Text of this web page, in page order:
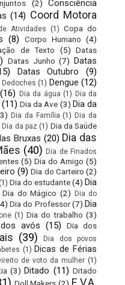
(2)
Consciência
(14) Coord Motora
Atividades (1) Copa do
(8) Corpo Humano (4)
de Texto (5) Datas
Datas Junho (7) Datas
Datas Outubro
(9)
Dedoches (1) Dengue (12)
(16) Dia da água (1) Dia da
(11) Dia da Ave (3) Dia da
Dia da Família (1) Dia da
Dia da paz (1) Dia da Saúde
Bruxas (20) Dia das
(40) Dia de Finados
(5) Dia do Amigo (5)
(9) Dia do Carteiro (2)
(1) Dia do estudante(4) Dia
Dia do Mágico (2) Dia do
Dia do Professor (7) Dia
(1) Dia do trabalho (3)
avós (15)
Dia dos
(39)
Dia dos povos
(1) Dicas de Férias
de voto da mulher (1)
(3) Ditado (11) Ditado
Doll Makers (2) E.V.A.